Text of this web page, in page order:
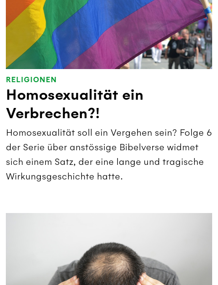
RELIGIONEN
Homosexualität ein
Verbrechen?!
Homosexualität soll ein Vergehen sein? Folge 6
der Serie über anstössige Bibelverse widmet
sich einem Satz, der eine lange und tragische
Wirkungsgeschichte hatte.